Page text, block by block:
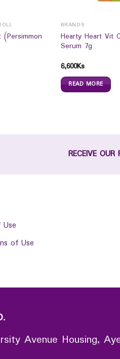
(Persimmon
BRANDS
Hearty Heart Vit
Serum 7g
6,600Ks
READ MORE
RECEIVE
of Use
Avenue Housing,